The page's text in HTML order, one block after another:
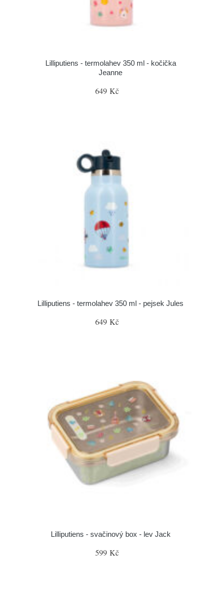
Lilliputiens - termolahev 350 ml - kočička
Jeanne
649 Kč
Lilliputiens - termolahev 350 ml - pejsek Jules
649 Kč
Lilliputiens - svačinový box - lev Jack
599 Kč